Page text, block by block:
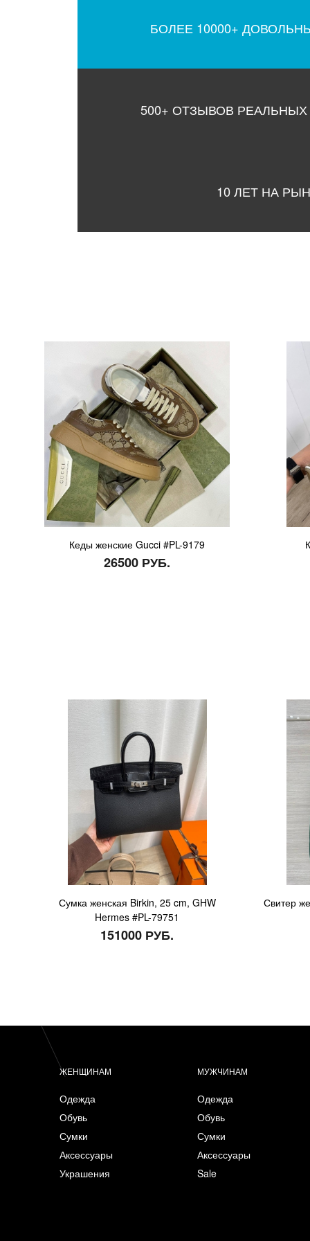
БОЛЕЕ 10000+
500+ ОТЗЫВОВ
10 ЛЕТ НА
Кеды женские Gucci #PL-9179
26500 РУБ.
Сумка женская Birkin, 25 cm, GHW
Hermes #PL-79751
151000 РУБ.
Свитер
ЖЕНЩИНАМ
Одежда
Обувь
Сумки
Аксессуары
Украшения
МУЖЧИНАМ
Одежда
Обувь
Сумки
Аксессуары
Sale